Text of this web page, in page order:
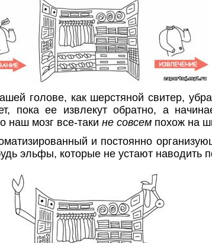
голове, как шерстяной свитер,
пока ее извлекут обратно, а
наш мозг все-таки не совсем похож на
и постоянно
эльфы, которые не устают наводить